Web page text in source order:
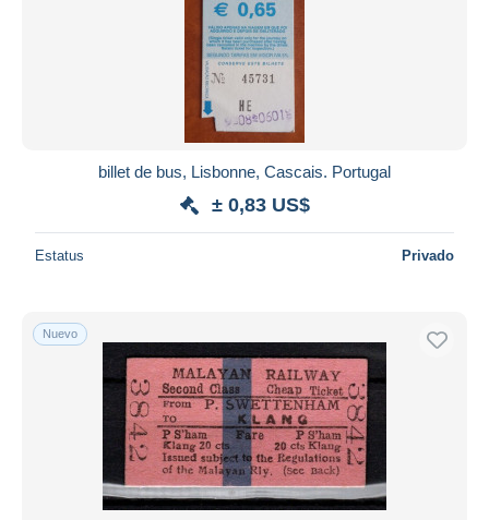
Aplicar
billet de bus, Lisbonne, Cascais. Portugal
± 0,83 US$
Estatus Privado
Nuevo